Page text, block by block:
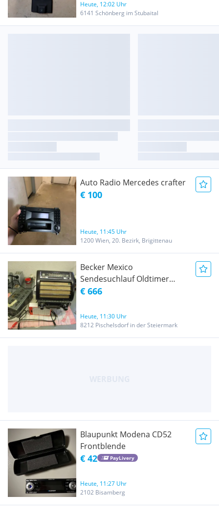
Heute, 12:02 Uhr
6141 Schönberg im Stubaital
Auto Radio Mercedes crafter
€ 100
Heute, 11:45 Uhr
1200 Wien, 20. Bezirk, Brigittenau
Becker Mexico
Sendesuchlauf Oldtimer
Autoradio 50er Jahre mit
restauriert
€ 666
Heute, 11:30 Uhr
8212 Pischelsdorf in der Steiermark
Blaupunkt Modena CD52
Frontblende
€ 42 PayLivery
Heute, 11:27 Uhr
2102 Bisamberg